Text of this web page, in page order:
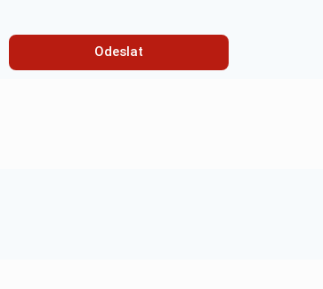
Odeslat